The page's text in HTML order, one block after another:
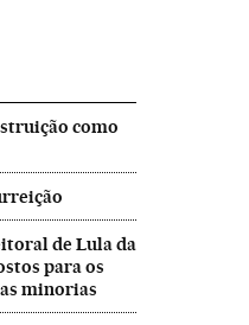
como
de Lula da
para os
minorias